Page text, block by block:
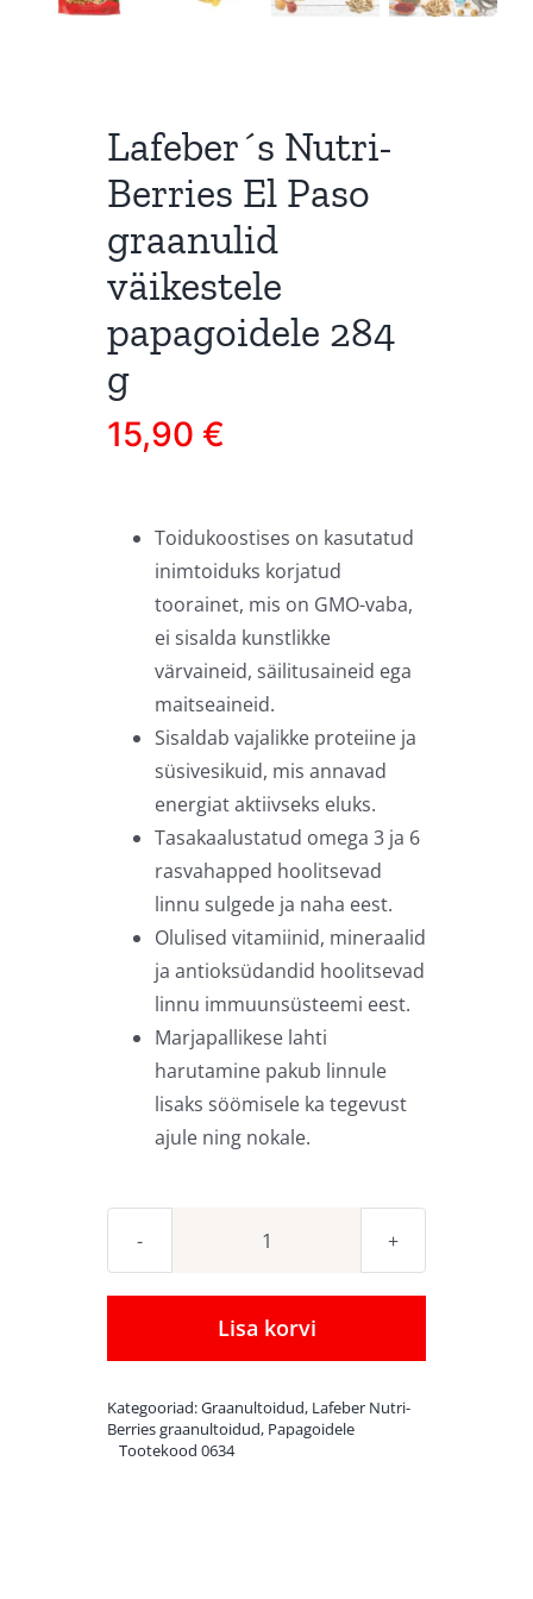
Lafeber´s Nutri-
Berries El Paso
graanulid
väikestele
papagoidele 284
g
15,90 €
Toidukoostises on kasutatud
inimtoiduks korjatud
toorainet, mis on GMO-vaba,
ei sisalda kunstlikke
värvaineid, säilitusaineid ega
maitseaineid.
Sisaldab vajalikke proteiine ja
süsivesikuid, mis annavad
energiat aktiivseks eluks.
Tasakaalustatud omega 3 ja 6
rasvahapped hoolitsevad
linnu sulgede ja naha eest.
Olulised vitamiinid, mineraalid
ja antioksüdandid hoolitsevad
linnu immuunsüsteemi eest.
Marjapallikese lahti
harutamine pakub linnule
lisaks söömisele ka tegevust
ajule ning nokale.
Lafeber
Nutri-
Berries
Paso
Lisa korvi
Kategooriad:Graanultoidud, Lafeber Nutri-
Berries graanultoidud, Papagoidele
Tootekood 0634